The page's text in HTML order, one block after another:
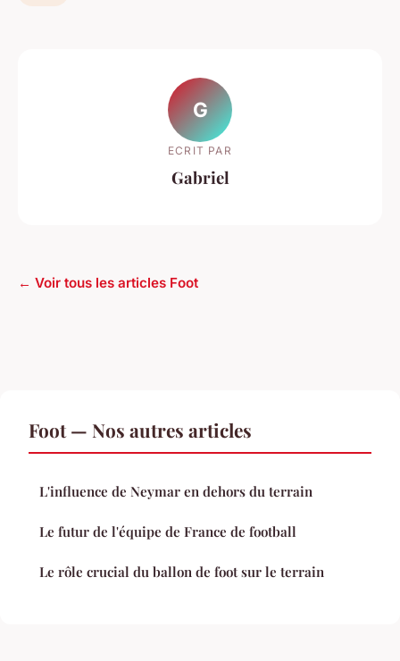
G
ECRIT PAR
Gabriel
← Voir tous les articles Foot
Foot — Nos autres articles
L'influence de Neymar en dehors du terrain
Le futur de l'équipe de France de football
Le rôle crucial du ballon de foot sur le terrain